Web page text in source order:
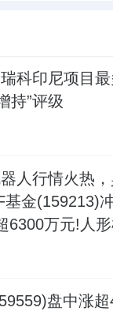
成为实控人
所得3倍罚款
处以200万元
获益，最终
披露，2017
购MDC的信
知情人。期
科印尼项目
持”评级
人行情火热
基金(159213)
6300万元!人
盘中涨